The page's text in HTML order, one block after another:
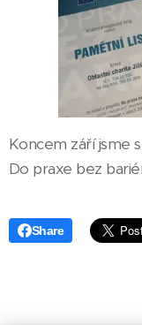
Koncem září jsme
Do praxe bez
Share